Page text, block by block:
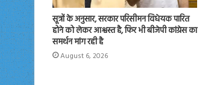
सूत्रों के अनुसार, सरकार परिसीमन विधेयक पारित
होने को लेकर आश्वस्त है, फिर भी बीजेपी कांग्रेस का
समर्थन मांग रही है
August 6, 2026